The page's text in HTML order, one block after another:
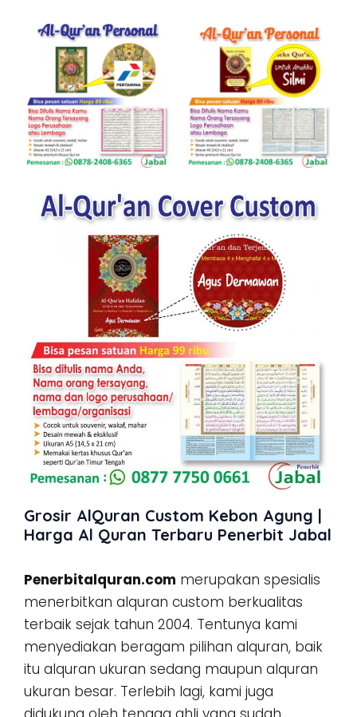
Grosir AlQuran Custom Kebon Agung |
Harga Al Quran Terbaru Penerbit Jabal
Penerbitalquran.com merupakan spesialis
menerbitkan alquran custom berkualitas
terbaik sejak tahun 2004. Tentunya kami
menyediakan beragam pilihan alquran, baik
itu alquran ukuran sedang maupun alquran
ukuran besar. Terlebih lagi, kami juga